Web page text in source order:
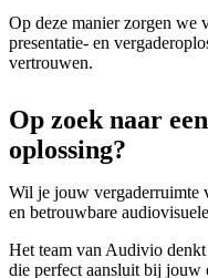
Op deze manier zorgen we
presentatie- en
vertrouwen.
Op zoek naar
oplossing?
Wil je jouw vergaderruimte
en betrouwbare
Het team van Audivio
die perfect aansluit bij jouw